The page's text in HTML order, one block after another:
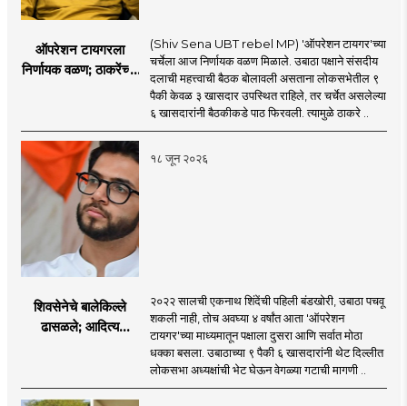
ऑपरेशन टायगरला
निर्णायक वळण; ठाकरेंच्या
विलीन होण्याचा प्रस्ताव?
(Shiv Sena UBT rebel MP) 'ऑपरेशन टायगर'च्या
चर्चेला आज निर्णायक वळण मिळाले. उबाठा पक्षाने संसदीय
दलाची महत्त्वाची बैठक बोलावली असताना लोकसभेतील ९
पैकी केवळ ३ खासदार उपस्थित राहिले, तर चर्चेत असलेल्या
६ खासदारांनी बैठकीकडे पाठ फिरवली. त्यामुळे ठाकरे ..
१८ जून २०२६
शिवसेनेचे बालेकिल्ले
ढासळले; आदित्य
नेमका कुठे चुकला?
२०२२ सालची एकनाथ शिंदेंची पहिली बंडखोरी, उबाठा पचवू
शकली नाही, तोच अवघ्या ४ वर्षांत आता 'ऑपरेशन
टायगर'च्या माध्यमातून पक्षाला दुसरा आणि सर्वात मोठा
धक्का बसला. उबाठाच्या ९ पैकी ६ खासदारांनी थेट दिल्लीत
लोकसभा अध्यक्षांची भेट घेऊन वेगळ्या गटाची मागणी ..